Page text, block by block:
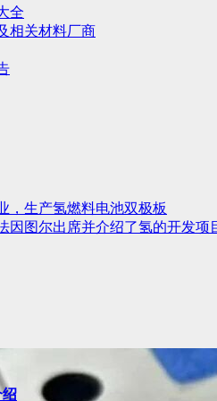
全
相关材料厂商
，生产氢燃料电池双极板
因图尔出席并介绍了氢的开发项
绍